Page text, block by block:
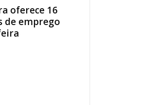
oferece 16
de emprego